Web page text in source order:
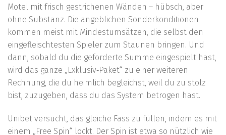
Motel mit frisch gestrichenen Wänden – hübsch, aber
ohne Substanz. Die angeblichen Sonderkonditionen
kommen meist mit Mindestumsätzen, die selbst den
eingefleischtesten Spieler zum Staunen bringen. Und
dann, sobald du die geforderte Summe eingespielt hast,
wird das ganze „Exklusiv‑Paket“ zu einer weiteren
Rechnung, die du heimlich begleichst, weil du zu stolz
bist, zuzugeben, dass du das System betrogen hast.
Unibet versucht, das gleiche Fass zu füllen, indem es mit
einem „Free Spin“ lockt. Der Spin ist etwa so nützlich wie